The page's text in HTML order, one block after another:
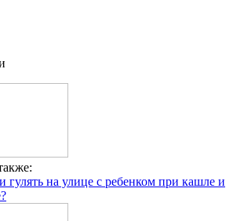
на улице с ребенком при кашле и